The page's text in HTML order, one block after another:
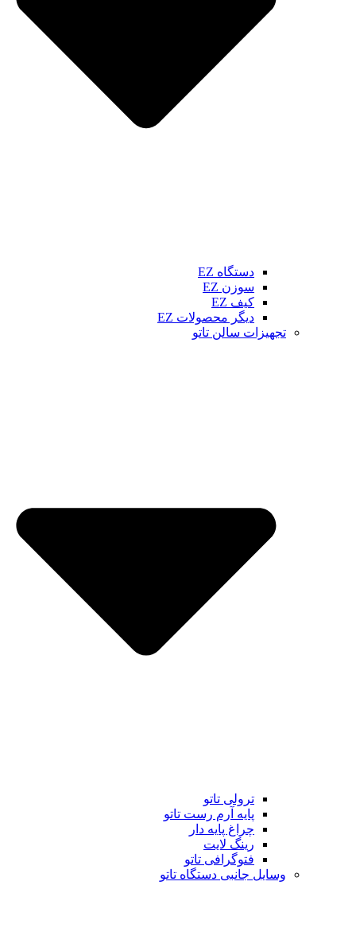
دستگاه EZ
سوزن EZ
کیف EZ
دیگر محصولات EZ
تجهیزات سالن تاتو
ترولی تاتو
پایه آرم رست تاتو
چراغ پایه دار
رینگ لایت
فتوگرافی تاتو
وسایل جانبی دستگاه تاتو